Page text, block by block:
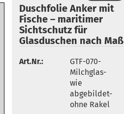
erstellen
Duschfolie Anker mit
Fische – maritimer
Sichtschutz für
Glasduschen nach Maß
Art.Nr.:
GTF-070-
Milchglas-
wie
abgebildet-
ohne Rakel